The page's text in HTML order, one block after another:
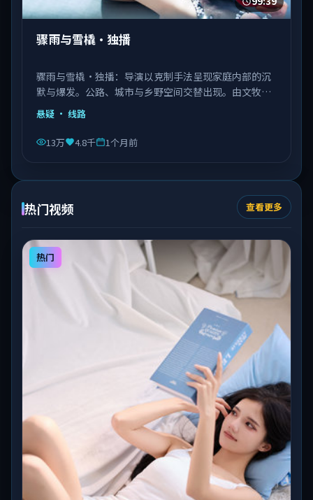
骤雨与雪橇·独播
骤雨与雪橇·独播：导演以克制手法呈现家庭内部的沉
默与爆发。公路、城市与乡野空间交替出现。由文牧野
执导，秦海璐、文淇、邓恩熙等主演，意大利出品，类
型为悬疑。
悬疑 · 线路
13万 4.8千 1个月前
热门视频 查看更多
热门